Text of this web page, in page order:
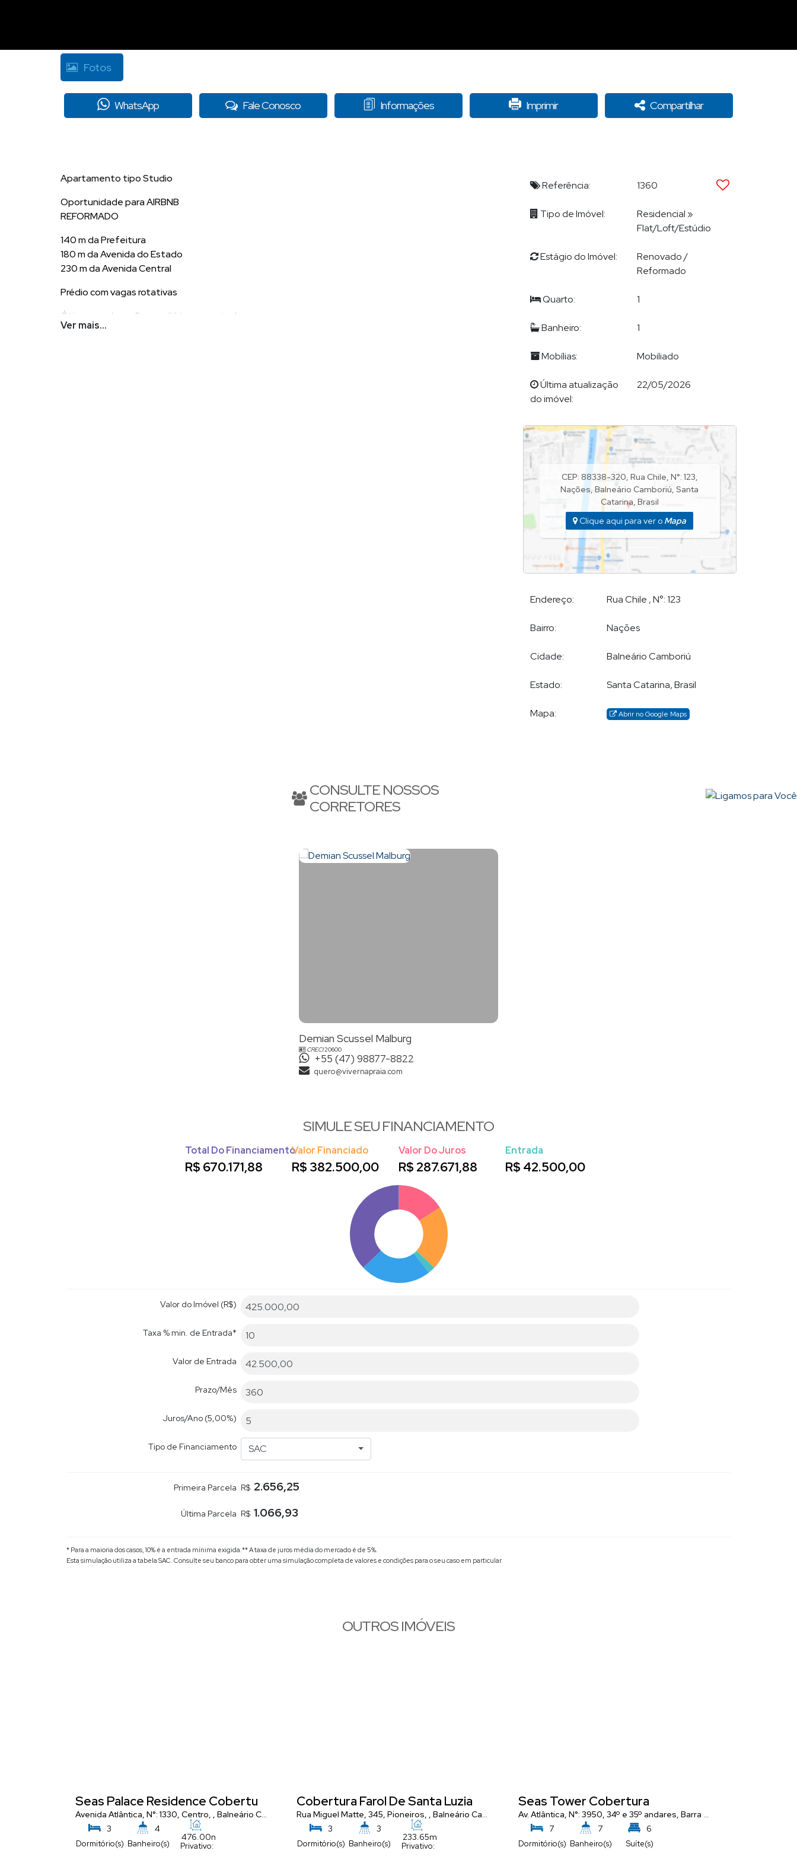
Fotos
WhatsApp Fale Conosco Informações Imprimir Compartilhar
Apartamento tipo Studio
Oportunidade para AIRBNB
REFORMADO
140 m da Prefeitura
180 m da Avenida do Estado
230 m da Avenida Central
Prédio com vagas rotativas
Ótimo para locação por diárias o ano todo
Ver mais...
Referência: 1360
Tipo de Imóvel: Residencial »
Flat/Loft/Estúdio
Estágio do Imóvel:
Renovado /
Reformado
Quarto: 1
Banheiro: 1
Mobílias: Mobiliado
Última atualização
do imóvel:
22/05/2026
CEP: 88338-320, Rua Chile, N°: 123,
Nações,Balneário Camboriú,Santa
Catarina, Brasil
Clique aqui para ver o Mapa
Endereço: Rua Chile ,N°:123
Bairro: Nações
Cidade: Balneário Camboriú
Estado: Santa Catarina, Brasil
Mapa: Abrir no Google Maps
CONSULTE NOSSOS
CORRETORES
Demian Scussel Malburg
CRECI20600
+55 (47) 98877-8822
quero@vivernapraia.com
SIMULE SEU FINANCIAMENTO
Total Do Financiamento
R$ 670.171,88
Valor Financiado
R$ 382.500,00
Valor Do Juros
R$287.671,88
Entrada
R$ 42.500,00
Valor do Imóvel (R$)
Taxa % min. de Entrada*
Valor de Entrada
Prazo/Mês
Juros/Ano (5,00%)
Tipo de Financiamento SAC
Primeira Parcela R$ 2.656,25
Última Parcela R$ 1.066,93
* Para a maioria dos casos, 10% é a entrada mínima exigida.** A taxa de juros média do mercado é de 5%.
Esta simulação utiliza a tabela SAC. Consulte seu banco para obter uma simulação completa de valores e condições para o seu caso em particular.
OUTROS IMÓVEIS
Seas Palace Residence Cobertura
Avenida Atlântica, N°: 1330, Centro , Balneário Camboriú ,Santa Catarina,Brasil
3
Dormitório(s)
4
Banheiro(s) Privativo:
476.00m²
Cobertura Farol De Santa Luzia
Rua Miguel Matte, 345,Pioneiros ,Balneário Camboriú Santa Catarina,Brasil
3
Dormitório(s)
3
Banheiro(s) Privativo:
233.65m²
Seas Tower Cobertura
Av. Atlântica, N°: 3950, 34º e 35º andares, Barra Sul
7
Dormitório(s)
7
Banheiro(s)
6
Suíte(s)